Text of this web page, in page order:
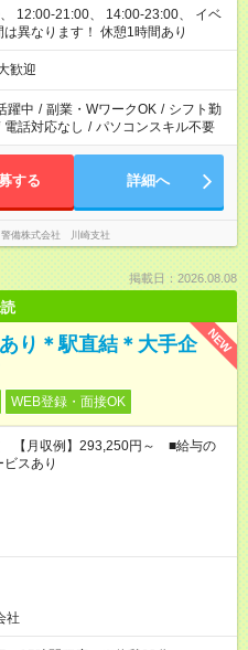
21:00、 14:00-23:00、 イベ
ントによって勤務開始時間は異なります！ 休憩1時間あり
歓迎
躍中 / 副業・WワークOK / シフト勤
電話対応なし / パソコンスキル不要
する 詳細へ
警備株式会社 川崎支社
掲載日：2026.08.08
NEW
り＊駅直結＊大手企
WEB登録・面接OK
【月収例】293,250円～ ■給与の
スあり
社